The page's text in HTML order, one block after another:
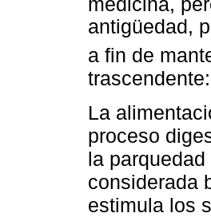
antigüedad,
a fin de
La
proceso
la
considerada
estimula los